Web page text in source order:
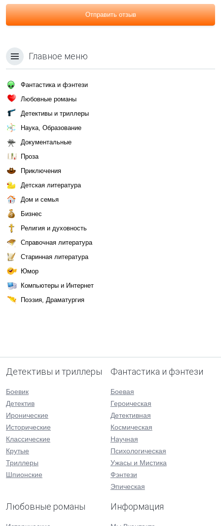
Отправить отзыв
Главное меню
Фантастика и фэнтези
Любовные романы
Детективы и триллеры
Наука, Образование
Документальные
Проза
Приключения
Детская литература
Дом и семья
Бизнес
Религия и духовность
Справочная литература
Старинная литература
Юмор
Компьютеры и Интернет
Поэзия, Драматургия
Детективы и триллеры
Боевик
Детектив
Иронические
Исторические
Классические
Крутые
Триллеры
Шпионские
Фантастика и фэнтези
Боевая
Героическая
Детективная
Космическая
Научная
Психологическая
Ужасы и Мистика
Фэнтези
Эпическая
Любовные романы Информация